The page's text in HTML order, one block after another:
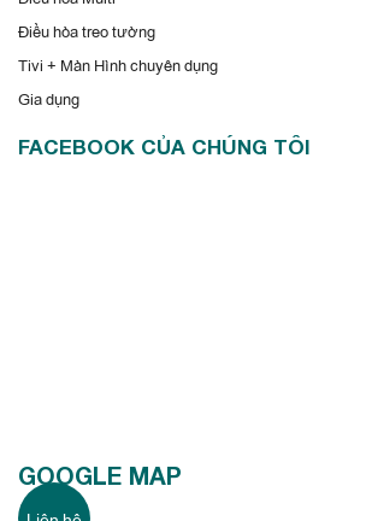
Điều hòa treo tường
Tivi + Màn Hình chuyên dụng
Gia dụng
FACEBOOK CỦA CHÚNG TÔI
GOOGLE MAP